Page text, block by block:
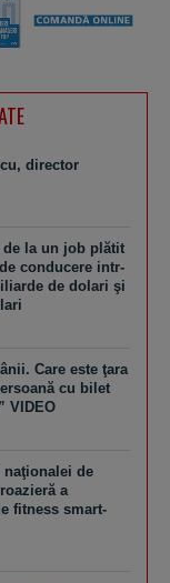
director
de la un job plătit
conducere intr-
de dolari şi
Care este ţara
cu bilet
VIDEO
naţionalei de
a
fitness smart-